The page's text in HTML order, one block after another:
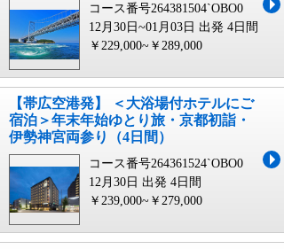
コース番号264381504`OBO0
12月30日~01月03日 出発 4日間
￥229,000~￥289,000
【帯広空港発】 ＜大浴場付ホテルにご
宿泊＞年末年始ゆとり旅・京都初詣・
伊勢神宮両参り（4日間）
コース番号264361524`OBO0
12月30日 出発 4日間
￥239,000~￥279,000